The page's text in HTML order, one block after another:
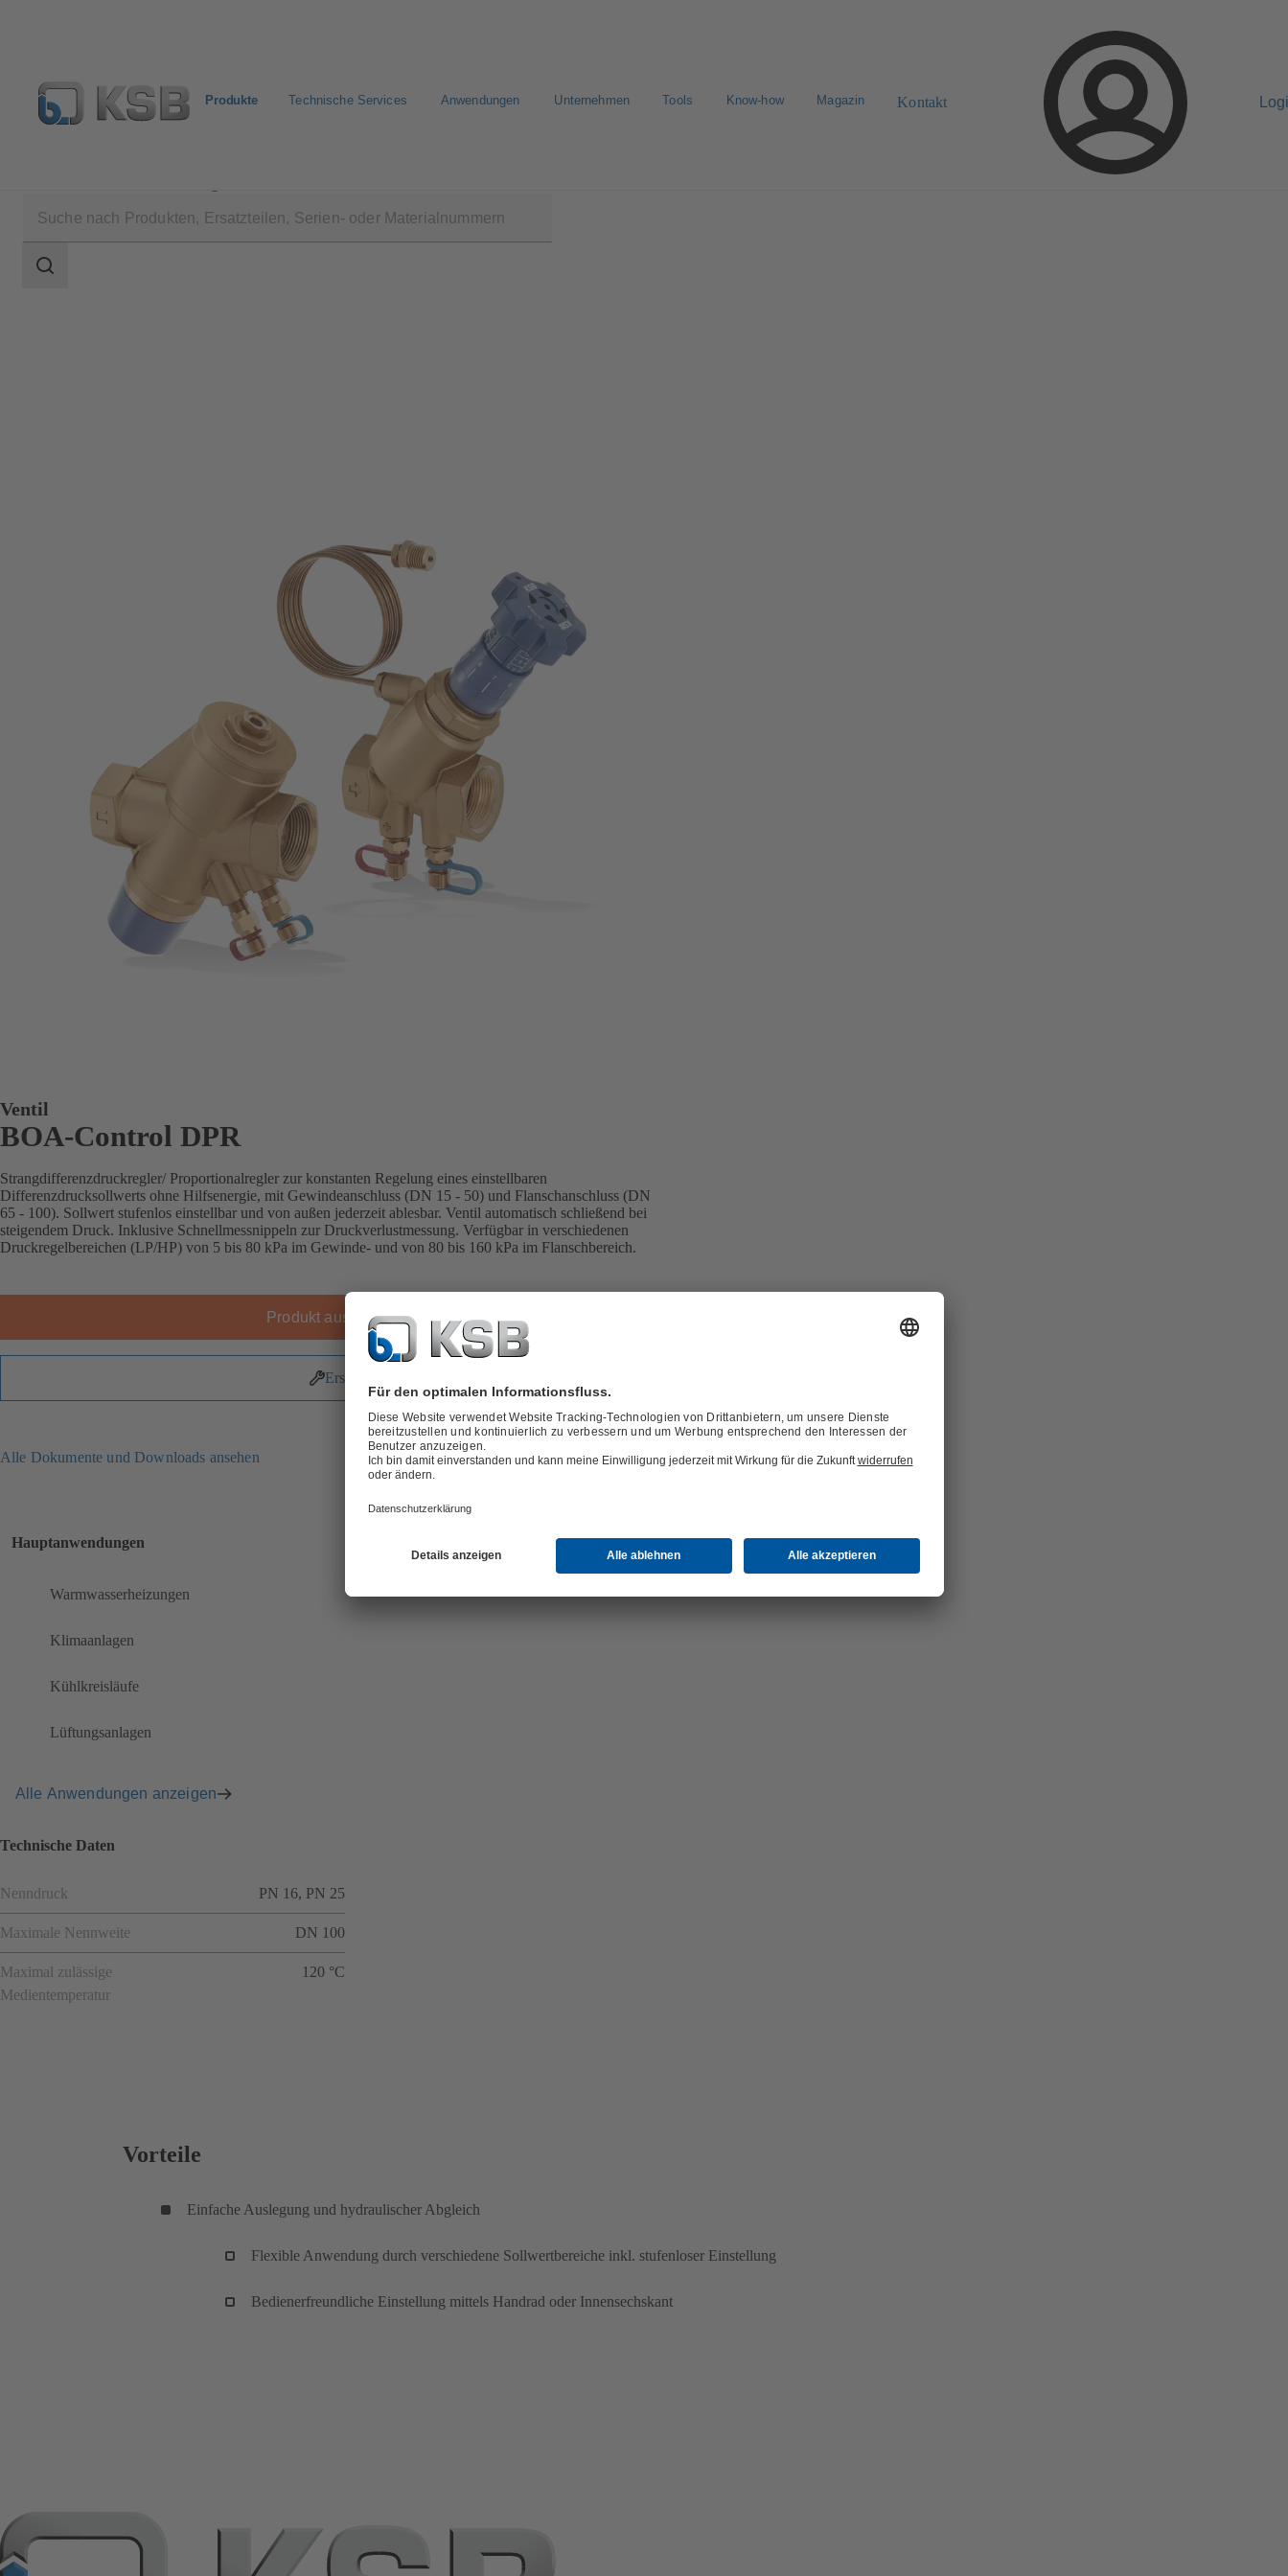
Produkte Technische Services Anwendungen Unternehmen Tools Know-how Magazin Kontakt
Suchbereich
Ventil
BOA-Control DPR
Strangdifferenzdruckregler/ Proportionalregler zur konstanten Regelung eines einstellbaren
Differenzdrucksollwerts ohne Hilfsenergie, mit Gewindeanschluss (DN 15 - 50) und Flanschanschluss (DN
65 - 100). Sollwert stufenlos einstellbar und von außen jederzeit ablesbar. Ventil automatisch schließend bei
steigendem Druck. Inklusive Schnellmessnippeln zur Druckverlustmessung. Verfügbar in verschiedenen
Druckregelbereichen (LP/HP) von 5 bis 80 kPa im Gewinde- und von 80 bis 160 kPa im Flanschbereich.
Produkt auswählen
Ersatzteile
Alle Dokumente und Downloads ansehen
Hauptanwendungen
Warmwasserheizungen
Klimaanlagen
Kühlkreisläufe
Lüftungsanlagen
Alle Anwendungen anzeigen
Technische Daten
Nenndruck PN 16, PN 25
Maximale Nennweite DN 100
Maximal zulässige
Medientemperatur
120 °C
Vorteile
Einfache Auslegung und hydraulischer Abgleich
Flexible Anwendung durch verschiedene Sollwertbereiche inkl. stufenloser Einstellung
Bedienerfreundliche Einstellung mittels Handrad oder Innensechskant